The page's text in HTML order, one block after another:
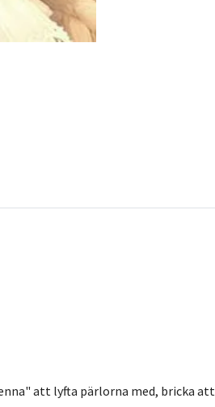
att lyfta pärlorna med, bricka